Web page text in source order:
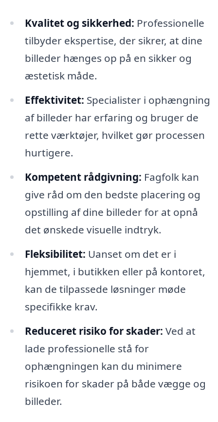
Kvalitet og sikkerhed: Professionelle
tilbyder ekspertise, der sikrer, at dine
billeder hænges op på en sikker og
æstetisk måde.
Effektivitet: Specialister i ophængning
af billeder har erfaring og bruger de
rette værktøjer, hvilket gør processen
hurtigere.
Kompetent rådgivning: Fagfolk kan
give råd om den bedste placering og
opstilling af dine billeder for at opnå
det ønskede visuelle indtryk.
Fleksibilitet: Uanset om det er i
hjemmet, i butikken eller på kontoret,
kan de tilpassede løsninger møde
specifikke krav.
Reduceret risiko for skader: Ved at
lade professionelle stå for
ophængningen kan du minimere
risikoen for skader på både vægge og
billeder.